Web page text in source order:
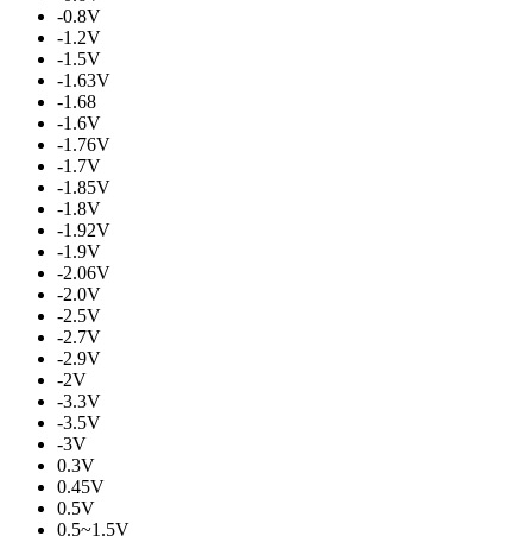
-0.8V
-1.2V
-1.5V
-1.63V
-1.68
-1.6V
-1.76V
-1.7V
-1.85V
-1.8V
-1.92V
-1.9V
-2.06V
-2.0V
-2.5V
-2.7V
-2.9V
-2V
-3.3V
-3.5V
-3V
0.3V
0.45V
0.5V
0.5~1.5V